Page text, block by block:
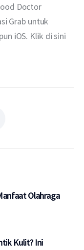
Doctor
Grab untuk
iOS. Klik di sini
Olahraga
Kulit? Ini